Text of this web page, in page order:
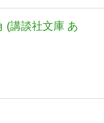
(講談社文庫 あ